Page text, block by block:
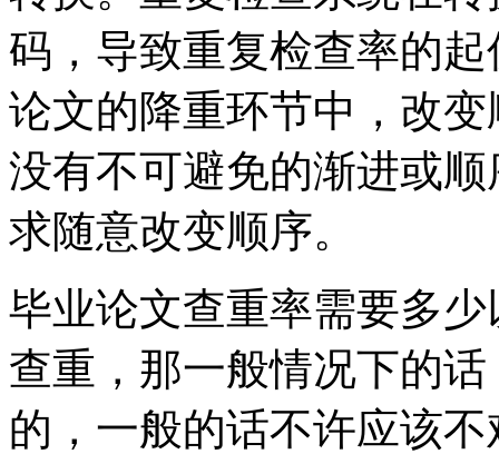
码，导致重复检查率的
论文的降重环节中，改
没有不可避免的渐进或
求随意改变顺序。
毕业论文查重率需要多
查重，那一般情况下的
的，一般的话不许应该